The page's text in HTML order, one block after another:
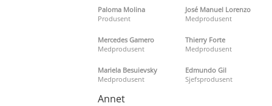
Paloma Molina
Produsent
José Manuel Lorenzo
Medprodusent
Mercedes Gamero
Medprodusent
Thierry Forte
Medprodusent
Mariela Besuievsky
Medprodusent
Edmundo Gil
Sjefsprodusent
Annet